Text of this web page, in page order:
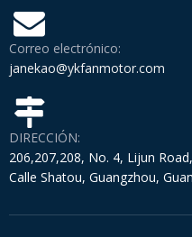
Correo electrónico:
janekao@ykfanmotor.com
DIRECCIÓN:
206,207,208, No. 4, Lijun
Calle Shatou, Guangzhou,